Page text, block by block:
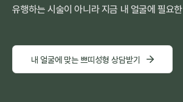
유행하는 시술이 아니라 지금 내 얼굴에 필요한
내 얼굴에 맞는 쁘띠성형 상담받기